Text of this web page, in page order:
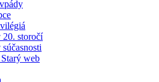
storočí
web